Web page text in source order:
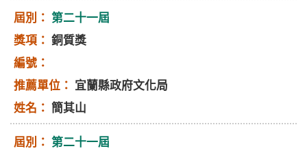
第二十一屆
銅質獎
宜蘭縣政府文化局
簡其山
第二十一屆